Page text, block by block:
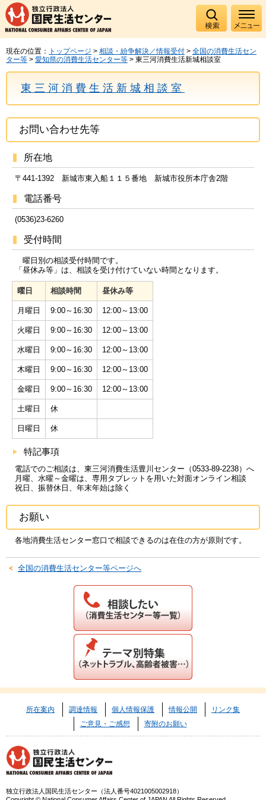
現在の位置： トップページ > 相談・紛争解決／情報受付 > 全国の消費生活セン
ター等 > 愛知県の消費生活センター等 > 東三河消費生活新城相談室
東三河消費生活新城相談室
お問い合わせ先等
所在地
〒441-1392 新城市東入船１１５番地 新城市役所本庁舎2階
電話番号
(0536)23-6260
受付時間
曜日別の相談受付時間です。
「昼休み等」は、相談を受け付けていない時間となります。
曜日 相談時間 昼休み等
土曜日 休
日曜日 休
月曜日 9:00～16:30 12:00～13:00
火曜日 9:00～16:30 12:00～13:00
水曜日 9:00～16:30 12:00～13:00
木曜日 9:00～16:30 12:00～13:00
金曜日 9:00～16:30 12:00～13:00
特記事項
電話でのご相談は、東三河消費生活豊川センター（0533-89-2238）へ
月曜、水曜～金曜は、専用タブレットを用いた対面オンライン相談
祝日、振替休日、年末年始は除く
お願い
各地消費生活センター窓口で相談できるのは在住の方が原則です。
全国の消費生活センター等ページへ
所在案内 調達情報 個人情報保護 情報公開
リンク集
ご意見・ご感想
寄附のお願い
独立行政法人国民生活センター（法人番号4021005002918）